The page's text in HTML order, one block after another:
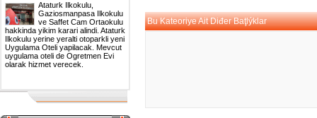
Bu Kateoriye Ait Diđer Baţlýklar
Ataturk Ilkokulu,
Gaziosmanpasa Ilkokulu
ve Saffet Cam Ortaokulu
hakkinda yikim karari alindi. Ataturk
Ilkokulu yerine yeralti otoparkli yeni
Uygulama Oteli yapilacak. Mevcut
uygulama oteli de Ogretmen Evi
olarak hizmet verecek.